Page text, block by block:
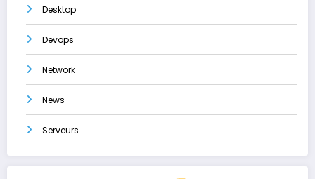
Desktop
Devops
Network
News
Serveurs